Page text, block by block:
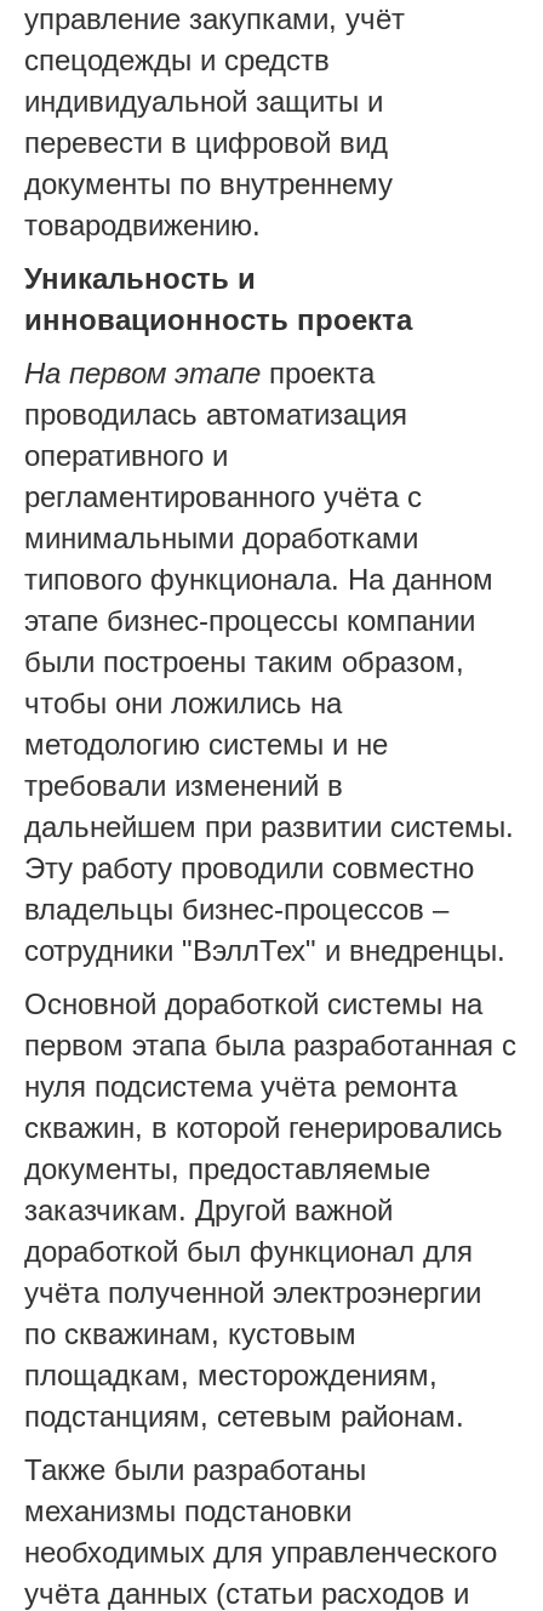
управление закупками, учёт
спецодежды и средств
индивидуальной защиты и
перевести в цифровой вид
документы по внутреннему
товародвижению.
Уникальность и
инновационность проекта
На первом этапе проекта
проводилась автоматизация
оперативного и
регламентированного учёта с
минимальными доработками
типового функционала. На данном
этапе бизнес-процессы компании
были построены таким образом,
чтобы они ложились на
методологию системы и не
требовали изменений в
дальнейшем при развитии системы.
Эту работу проводили совместно
владельцы бизнес-процессов –
сотрудники "ВэллТех" и внедренцы.
Основной доработкой системы на
первом этапа была разработанная с
нуля подсистема учёта ремонта
скважин, в которой генерировались
документы, предоставляемые
заказчикам. Другой важной
доработкой был функционал для
учёта полученной электроэнергии
по скважинам, кустовым
площадкам, месторождениям,
подстанциям, сетевым районам.
Также были разработаны
механизмы подстановки
необходимых для управленческого
учёта данных (статьи расходов и